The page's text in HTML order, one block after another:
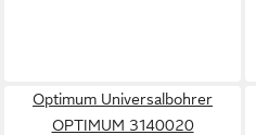
Optimum Universalbohrer
OPTIMUM 3140020